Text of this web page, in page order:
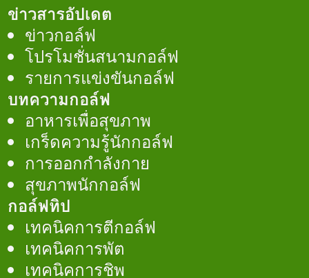
ข่าวสารอัปเดต
ข่าวกอล์ฟ
โปรโมชั่นสนามกอล์ฟ
รายการแข่งขันกอล์ฟ
บทความกอล์ฟ
อาหารเพื่อสุขภาพ
เกร็ดความรู้นักกอล์ฟ
การออกกำลังกาย
สุขภาพนักกอล์ฟ
กอล์ฟทิป
เทคนิคการตีกอล์ฟ
เทคนิคการพัต
เทคนิคการชิพ